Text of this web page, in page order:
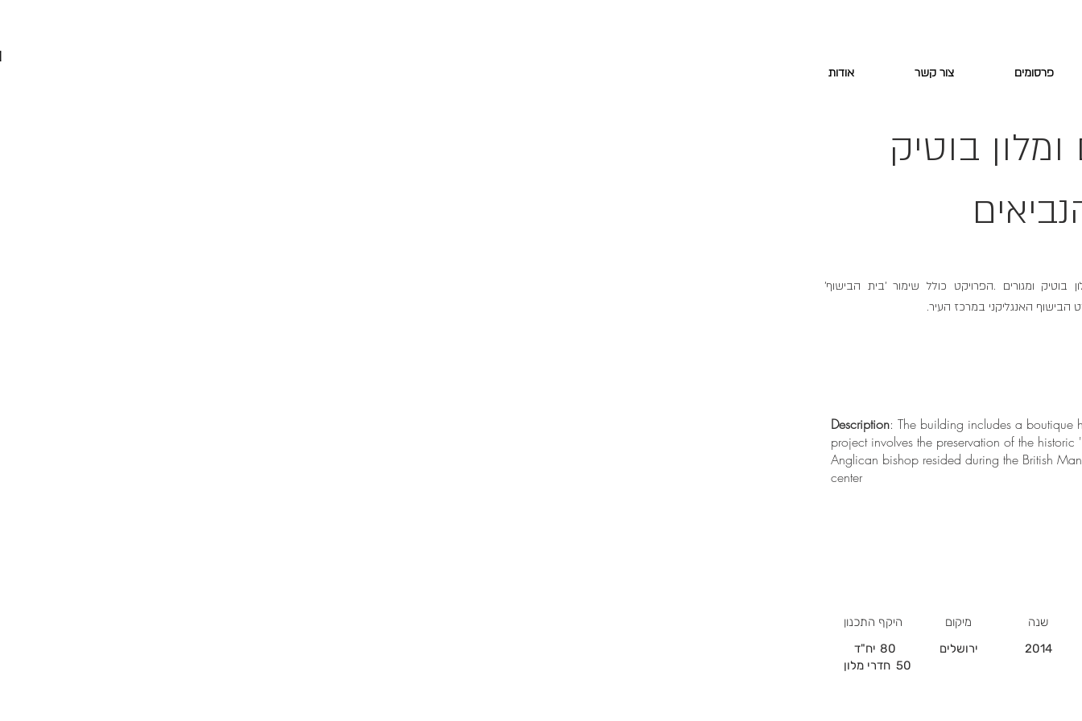
אודות צור קשר פרסומים
ומלון בוטיק
בוטיק ומגורים .הפרויקט כולל שימור 'בית הבישוף'
הבישוף האנגליקני במרכז העיר.
Description: The building includes a boutique
project involves the preservation of the
Anglican bishop resided during the British
center
היקף התכנון
יח"ד
חדרי מלון
80
50
מיקום
ירושלים
שנה
2014